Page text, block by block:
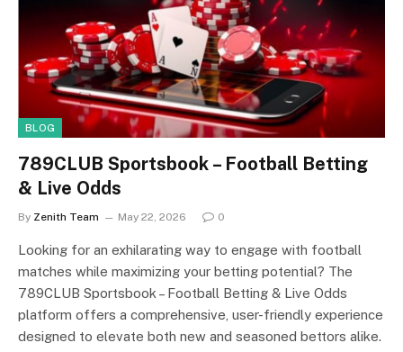
BLOG
789CLUB Sportsbook – Football Betting
& Live Odds
By Zenith Team May 22, 2026 0
Looking for an exhilarating way to engage with football
matches while maximizing your betting potential? The
789CLUB Sportsbook – Football Betting & Live Odds
platform offers a comprehensive, user-friendly experience
designed to elevate both new and seasoned bettors alike.